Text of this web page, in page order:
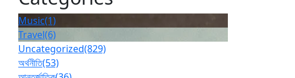
Music(1)
Travel(6)
Uncategorized(829)
অর্থনীতি(53)